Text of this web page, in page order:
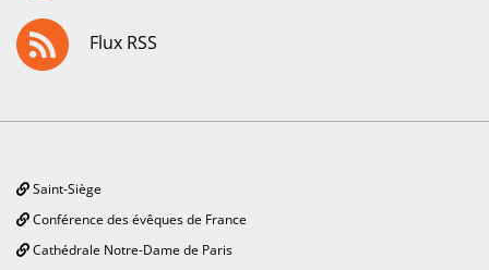
Flux RSS
Saint-Siège
Conférence des évêques de France
Cathédrale Notre-Dame de Paris